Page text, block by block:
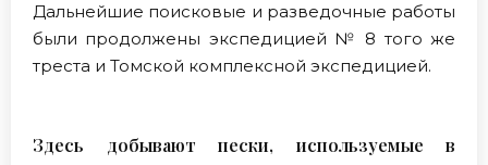
Дальнейшие поисковые и разведочные работы
были продолжены экспедицией № 8 того же
треста и Томской комплексной экспедицией.
Здесь добывают пески, используемые в